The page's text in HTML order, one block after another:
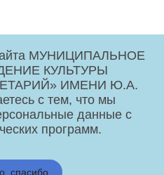
имени Ю.А. Гагарина © 2026
МУНИЦИПАЛЬНОЕ
КУЛЬТУРЫ
ИМЕНИ Ю.А.
с тем, что мы
данные с
программ.
спасибо